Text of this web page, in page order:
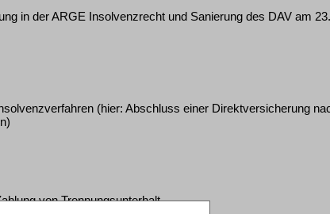
in der ARGE Insolvenzrecht und Sanierung des DAV am
(hier: Abschluss einer Direktversicherung
von Trennungsunterhalt